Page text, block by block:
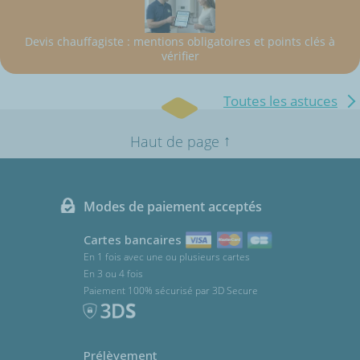
Devis chauffagiste : mentions obligatoires et points clés à
vérifier
Toutes les astuces
Haut de page ↑
Modes de paiement acceptés
Cartes bancaires
En 1 fois avec une ou plusieurs cartes
En 3 ou 4 fois
Paiement 100% sécurisé par 3D Secure
Prélèvement